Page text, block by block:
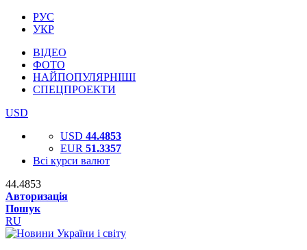
РУС
УКР
ВІДЕО
ФОТО
НАЙПОПУЛЯРНІШІ
СПЕЦПРОЕКТИ
USD
USD 44.4853
EUR 51.3357
Всі курси валют
44.4853
Авторизація
Пошук
RU